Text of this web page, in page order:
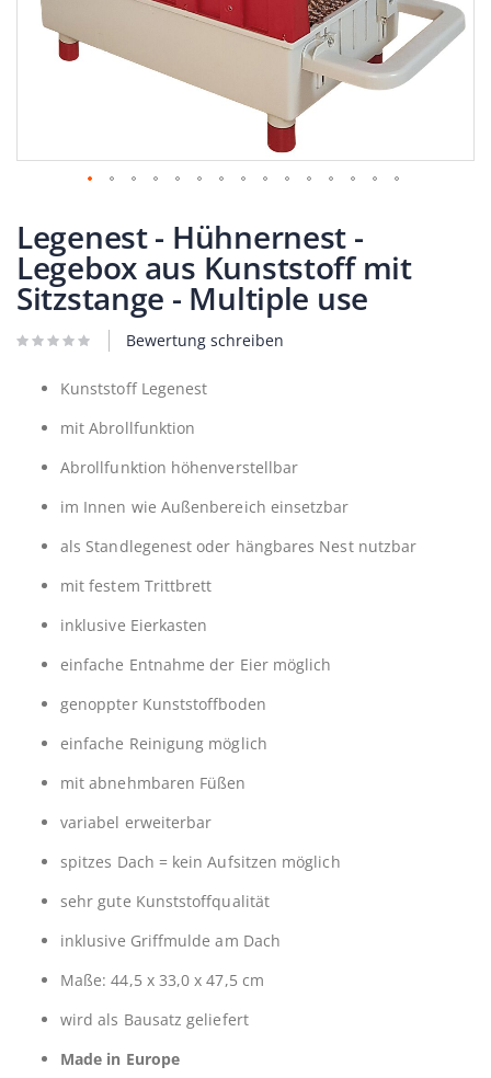
Anfang
der
Bildergalerie
springen
Legenest - Hühnernest -
Legebox aus Kunststoff mit
Sitzstange - Multiple use
Bewertung schreiben
Kunststoff Legenest
mit Abrollfunktion
Abrollfunktion höhenverstellbar
im Innen wie Außenbereich einsetzbar
als Standlegenest oder hängbares Nest nutzbar
mit festem Trittbrett
inklusive Eierkasten
einfache Entnahme der Eier möglich
genoppter Kunststoffboden
einfache Reinigung möglich
mit abnehmbaren Füßen
variabel erweiterbar
spitzes Dach = kein Aufsitzen möglich
sehr gute Kunststoffqualität
inklusive Griffmulde am Dach
Maße: 44,5 x 33,0 x 47,5 cm
wird als Bausatz geliefert
Made in Europe